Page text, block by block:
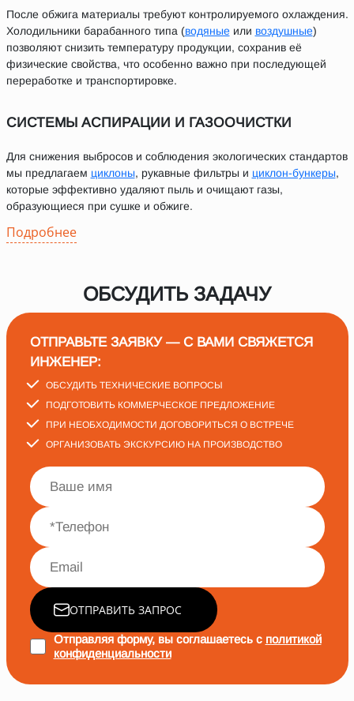
После обжига материалы требуют контролируемого охлаждения.
Холодильники барабанного типа (водяные или воздушные)
позволяют снизить температуру продукции, сохранив её
физические свойства, что особенно важно при последующей
переработке и транспортировке.
СИСТЕМЫ АСПИРАЦИИ И ГАЗООЧИСТКИ
Для снижения выбросов и соблюдения экологических стандартов
мы предлагаем циклоны, рукавные фильтры и циклон-бункеры,
которые эффективно удаляют пыль и очищают газы,
образующиеся при сушке и обжиге.
Подробнее
ОБСУДИТЬ ЗАДАЧУ
ОТПРАВЬТЕ ЗАЯВКУ — С ВАМИ СВЯЖЕТСЯ
ИНЖЕНЕР:
ОБСУДИТЬ ТЕХНИЧЕСКИЕ ВОПРОСЫ
ПОДГОТОВИТЬ КОММЕРЧЕСКОЕ ПРЕДЛОЖЕНИЕ
ПРИ НЕОБХОДИМОСТИ ДОГОВОРИТЬСЯ О ВСТРЕЧЕ
ОРГАНИЗОВАТЬ ЭКСКУРСИЮ НА ПРОИЗВОДСТВО
ОТПРАВИТЬ ЗАПРОС
Отправляя форму, вы соглашаетесь с политикой
конфиденциальности